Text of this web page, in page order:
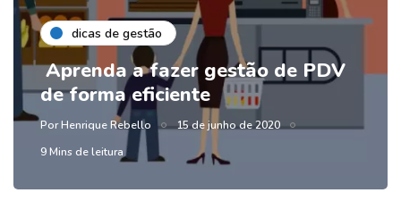
dicas de gestão
Aprenda a fazer gestão de PDV
de forma eficiente
PorHenrique Rebello
15 de junho de 2020
9 Mins de leitura